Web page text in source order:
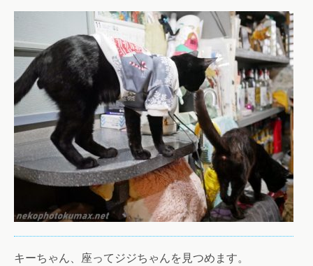
キーちゃん、座ってジジちゃんを見つめます。